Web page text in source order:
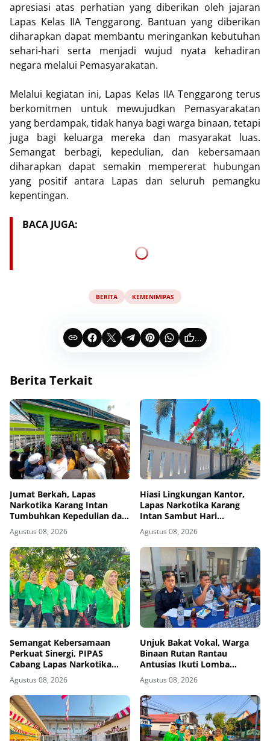
apresiasi atas perhatian yang diberikan oleh jajaran
Lapas Kelas IIA Tenggarong. Bantuan yang diberikan
diharapkan dapat membantu meringankan kebutuhan
sehari-hari serta menjadi wujud nyata kehadiran
negara melalui Pemasyarakatan.
Melalui kegiatan ini, Lapas Kelas IIA Tenggarong terus
berkomitmen untuk mewujudkan Pemasyarakatan
yang berdampak, tidak hanya bagi warga binaan, tetapi
juga bagi keluarga mereka dan masyarakat luas.
Semangat berbagi, kepedulian, dan kebersamaan
diharapkan dapat semakin mempererat hubungan
yang positif antara Lapas dan seluruh pemangku
kepentingan.
BACA JUGA:
BERITA KEMENIMIPAS
...
Berita Terkait
Jumat Berkah, Lapas
Narkotika Karang Intan
Tumbuhkan Kepedulian dan
Kebersamaan
Agustus 08, 2026
Hiasi Lingkungan Kantor,
Lapas Narkotika Karang
Intan Sambut Hari
Kemerdekaan Ke-81 RI
Agustus 08, 2026
Semangat Kebersamaan
Perkuat Sinergi, PIPAS
Cabang Lapas Narkotika
Kelas IIA Karang Intan Ikuti
Fun Walk HUT Ke-81 RI
Agustus 08, 2026
Unjuk Bakat Vokal, Warga
Binaan Rutan Rantau
Antusias Ikuti Lomba
Menyanyi Lagu Nasional dan
Bebas
Agustus 08, 2026